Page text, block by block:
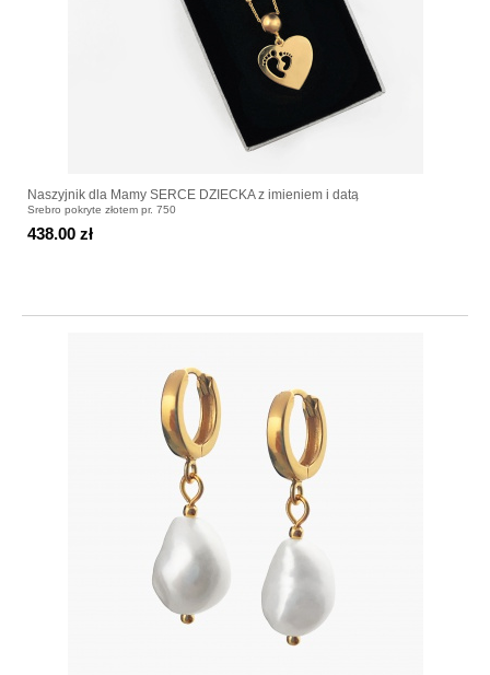
Naszyjnik dla Mamy SERCE DZIECKA z imieniem i datą
Srebro pokryte złotem pr. 750
438.00 zł